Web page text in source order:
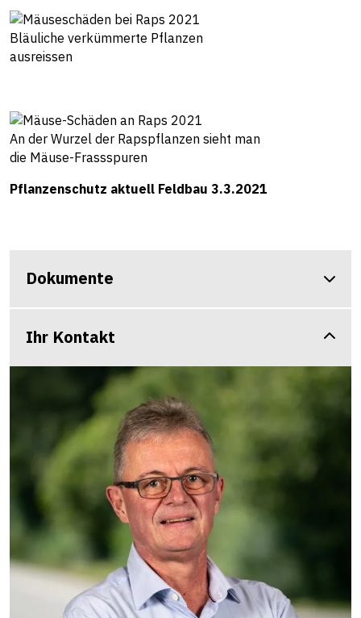
Bläuliche verkümmerte Pflanzen
ausreissen
An der Wurzel der Rapspflanzen sieht man
die Mäuse-Frassspuren
Pflanzenschutz aktuell Feldbau 3.3.2021
Dokumente
Ihr Kontakt